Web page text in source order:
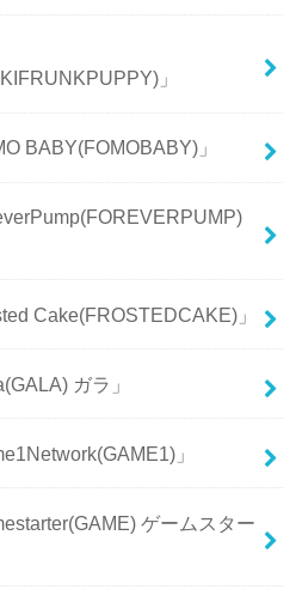
」
BABY(FOMOBABY)」
Cake(FROSTEDCAKE)」
ガラ」
」
ゲームスター